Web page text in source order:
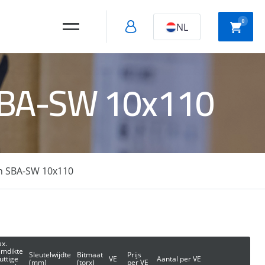
NL 0
Slagpluggen
Holle wand
montage
Snelbouw
SW 10x110
SW 10x110
Sleutelwijdte
(mm)
Bitmaat
(torx) VE Prijs
per VE Aantal per VE